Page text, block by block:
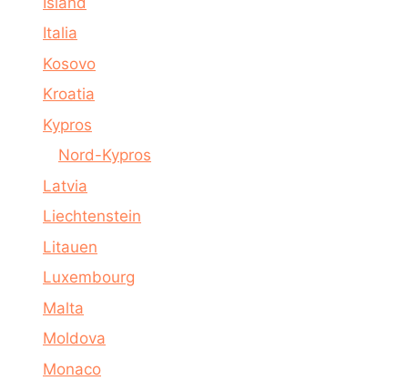
Italia
Kosovo
Kroatia
Kypros
Nord-Kypros
Latvia
Liechtenstein
Litauen
Luxembourg
Malta
Moldova
Monaco